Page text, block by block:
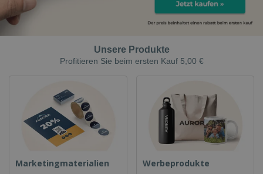
Unsere Produkte
Profitieren Sie beim ersten Kauf 5,00 €
Marketingmaterialien Werbeprodukte